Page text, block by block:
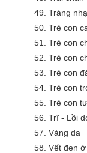
49. Tràng
50. Trẻ con
51. Trẻ con
52. Trẻ con
53. Trẻ con
54. Trẻ con
55. Trẻ con
56. Trĩ - Lồi
57. Vàng da
58. Vết đen